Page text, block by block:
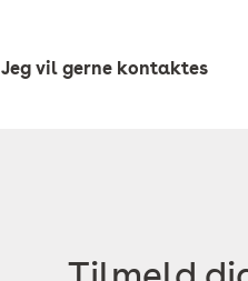
Jeg vil gerne kontaktes